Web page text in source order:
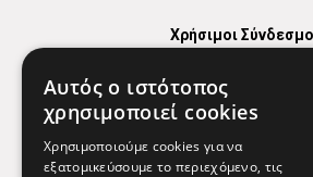
Χρήσιμοι
Χρήσιμα Τηλέφωνα
Εφημερεύοντα
Αυτός ο ιστότοπος
χρησιμοποιεί cookies
Χρησιμοποιούμε cookies για να
εξατομικεύσουμε το περιεχόμενο, τις